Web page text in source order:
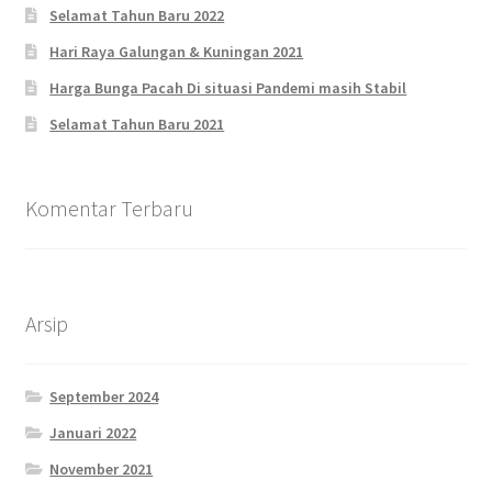
Selamat Tahun Baru 2022
Hari Raya Galungan & Kuningan 2021
Harga Bunga Pacah Di situasi Pandemi masih Stabil
Selamat Tahun Baru 2021
Komentar Terbaru
Arsip
September 2024
Januari 2022
November 2021